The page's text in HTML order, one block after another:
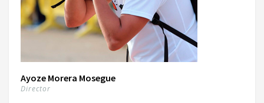
Ayoze Morera Mosegue
Director